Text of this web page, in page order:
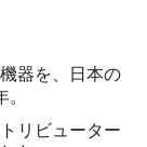
器を、日本の
リビューター